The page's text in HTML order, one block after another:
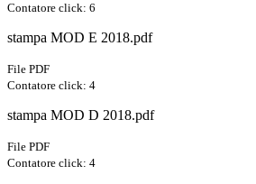
Contatore click: 6
stampa MOD E 2018.pdf
File PDF
Contatore click: 4
stampa MOD D 2018.pdf
File PDF
Contatore click: 4